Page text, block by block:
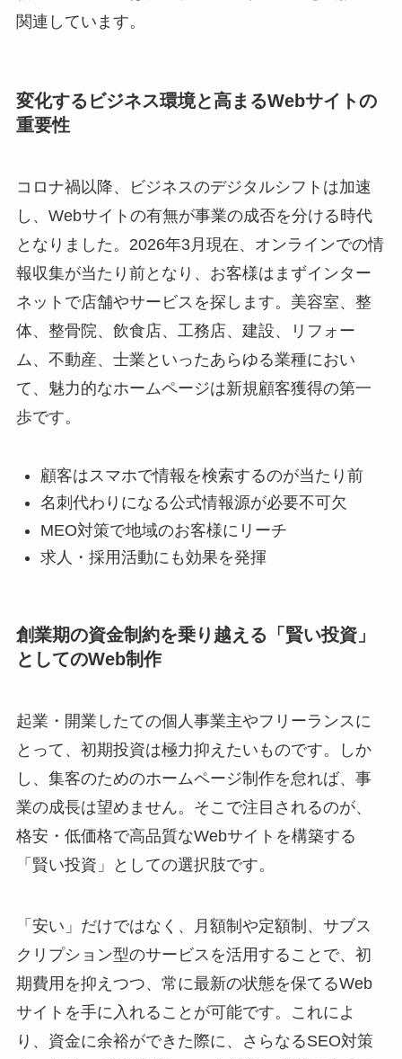
関連しています。
変化するビジネス環境と高まるWebサイトの
重要性
コロナ禍以降、ビジネスのデジタルシフトは加速
し、Webサイトの有無が事業の成否を分ける時代
となりました。2026年3月現在、オンラインでの情
報収集が当たり前となり、お客様はまずインター
ネットで店舗やサービスを探します。美容室、整
体、整骨院、飲食店、工務店、建設、リフォー
ム、不動産、士業といったあらゆる業種におい
て、魅力的なホームページは新規顧客獲得の第一
歩です。
顧客はスマホで情報を検索するのが当たり前
名刺代わりになる公式情報源が必要不可欠
MEO対策で地域のお客様にリーチ
求人・採用活動にも効果を発揮
創業期の資金制約を乗り越える「賢い投資」
としてのWeb制作
起業・開業したての個人事業主やフリーランスに
とって、初期投資は極力抑えたいものです。しか
し、集客のためのホームページ制作を怠れば、事
業の成長は望めません。そこで注目されるのが、
格安・低価格で高品質なWebサイトを構築する
「賢い投資」としての選択肢です。
「安い」だけではなく、月額制や定額制、サブス
クリプション型のサービスを活用することで、初
期費用を抑えつつ、常に最新の状態を保てるWeb
サイトを手に入れることが可能です。これによ
り、資金に余裕ができた際に、さらなるSEO対策